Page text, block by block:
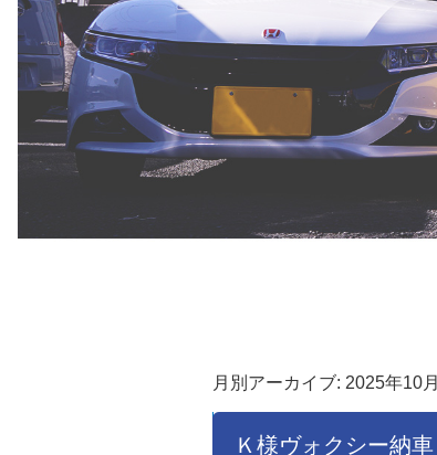
月別アーカイブ: 2025年10月
Ｋ様ヴォクシー納車